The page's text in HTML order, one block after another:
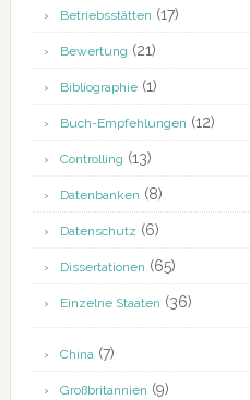
Betriebsstätten (17)
Bewertung (21)
Bibliographie(1)
Buch-Empfehlungen (12)
Controlling (13)
Datenbanken (8)
Datenschutz (6)
Dissertationen (65)
Einzelne Staaten (36)
China(7)
Großbritannien (9)